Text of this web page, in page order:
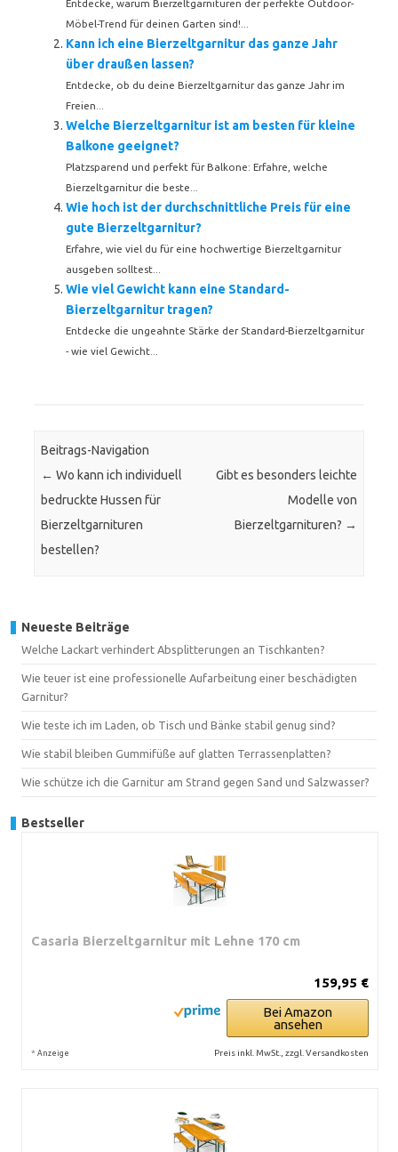
Entdecke, warum Bierzeltgarnituren der perfekte Outdoor-
Möbel-Trend für deinen Garten sind!...
Kann ich eine Bierzeltgarnitur das ganze Jahr
über draußen lassen?
Entdecke, ob du deine Bierzeltgarnitur das ganze Jahr im
Freien...
Welche Bierzeltgarnitur ist am besten für kleine
Balkone geeignet?
Platzsparend und perfekt für Balkone: Erfahre, welche
Bierzeltgarnitur die beste...
Wie hoch ist der durchschnittliche Preis für eine
gute Bierzeltgarnitur?
Erfahre, wie viel du für eine hochwertige Bierzeltgarnitur
ausgeben solltest...
Wie viel Gewicht kann eine Standard-
Bierzeltgarnitur tragen?
Entdecke die ungeahnte Stärke der Standard-Bierzeltgarnitur
- wie viel Gewicht...
Beitrags-Navigation
← Wo kann ich individuell
bedruckte Hussen für
Bierzeltgarnituren
bestellen?
Gibt es besonders leichte
Modelle von
Bierzeltgarnituren? →
Neueste Beiträge
Welche Lackart verhindert Absplitterungen an Tischkanten?
Wie teuer ist eine professionelle Aufarbeitung einer beschädigten
Garnitur?
Wie teste ich im Laden, ob Tisch und Bänke stabil genug sind?
Wie stabil bleiben Gummifüße auf glatten Terrassenplatten?
Wie schütze ich die Garnitur am Strand gegen Sand und Salzwasser?
Bestseller
Casaria Bierzeltgarnitur mit Lehne 170 cm
159,95 €
Bei Amazon
ansehen
* Anzeige Preis inkl. MwSt., zzgl. Versandkosten